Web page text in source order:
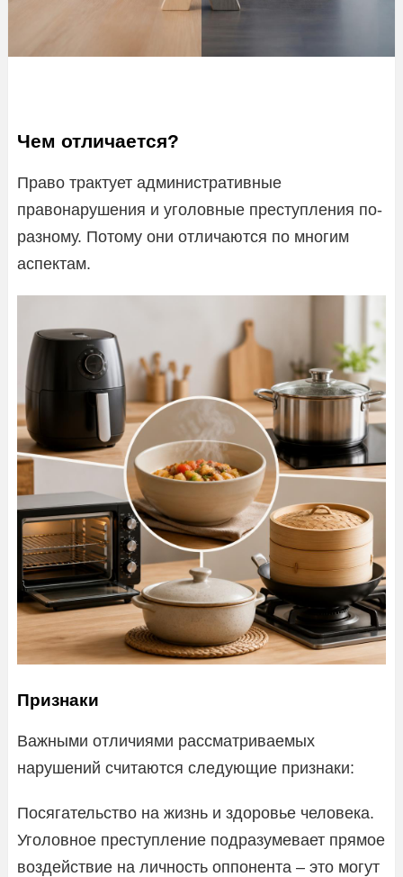
Чем отличается?
Право трактует административные
правонарушения и уголовные преступления по-
разному. Потому они отличаются по многим
аспектам.
Признаки
Важными отличиями рассматриваемых
нарушений считаются следующие признаки:
Посягательство на жизнь и здоровье человека.
Уголовное преступление подразумевает прямое
воздействие на личность оппонента – это могут